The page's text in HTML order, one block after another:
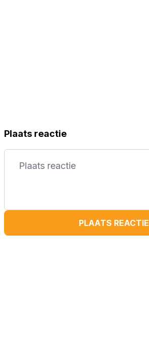
Plaats reactie
PLAATS REACTIE